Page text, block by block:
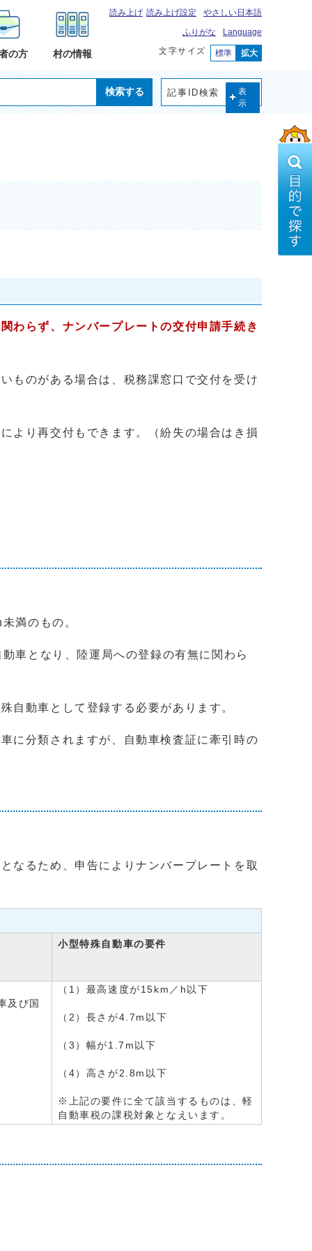
の方 村の情報
読み上げ 読み上げ設定
やさしい日本語
ふりがな
Language
文字サイズ
標準 拡大
検索する 記事ID検索
表
示
わらず、ナンバープレートの交付申請手続き
ものがある場合は、税務課窓口で交付を受け
より再交付もできます。（紛失の場合はき損
満のもの。
車となり、陸運局への登録の有無に関わら
自動車として登録する必要があります。
に分類されますが、自動車検査証に牽引時の
なるため、申告によりナンバープレートを取
小型特殊自動車の要件
及び国
（1）最高速度が15km／h以下
（2）長さが4.7m以下
（3）幅が1.7m以下
（4）高さが2.8m以下
※上記の要件に全て該当するものは、軽
自動車税の課税対象となえいます。